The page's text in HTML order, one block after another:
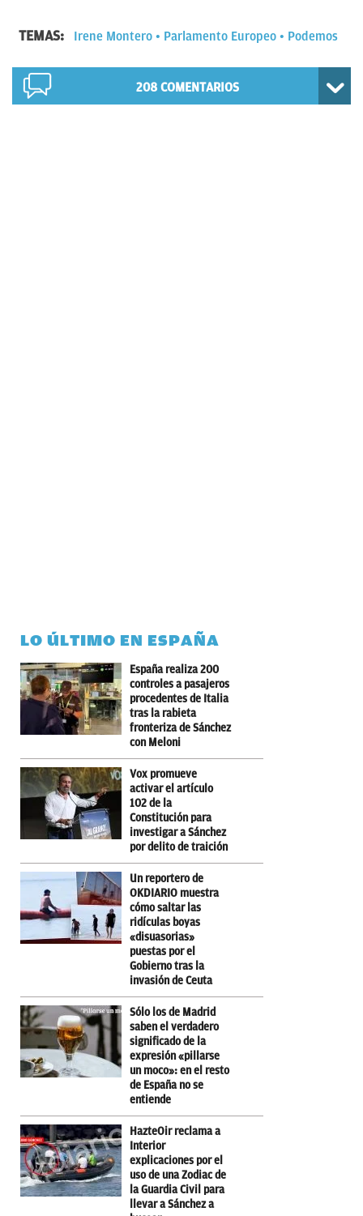
TEMAS: Irene Montero Parlamento Europeo Podemos
208 COMENTARIOS
LO ÚLTIMO EN ESPAÑA
España realiza 200
controles a pasajeros
procedentes de Italia
tras la rabieta
fronteriza de Sánchez
con Meloni
Vox promueve
activar el artículo
102 de la
Constitución para
investigar a Sánchez
por delito de traición
Un reportero de
OKDIARIO muestra
cómo saltar las
ridículas boyas
«disuasorias»
puestas por el
Gobierno tras la
invasión de Ceuta
Sólo los de Madrid
saben el verdadero
significado de la
expresión «pillarse
un moco»: en el resto
de España no se
entiende
HazteOir reclama a
Interior
explicaciones por el
uso de una Zodiac de
la Guardia Civil para
llevar a Sánchez a